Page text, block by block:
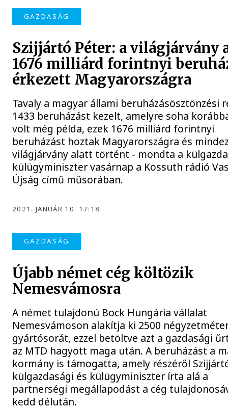
GAZDASÁG
Szijjártó Péter: a világjárvány
1676 milliárd forintnyi
érkezett Magyarországra
Tavaly a magyar állami beruházásösztönzési
1433 beruházást kezelt, amelyre soha
volt még példa, ezek 1676 milliárd forintnyi
beruházást hoztak Magyarországra és
világjárvány alatt történt - mondta a
külügyminiszter vasárnap a Kossuth rádió
Újság című műsorában.
2021. JANUÁR 10. 17:18
GAZDASÁG
Újabb német cég költözik
Nemesvámosra
A német tulajdonú Bock Hungária vállalat
Nemesvámoson alakítja ki 2500
gyártósorát, ezzel betöltve azt a gazdasági
az MTD hagyott maga után. A beruházást a
kormány is támogatta, amely részéről
külgazdasági és külügyminiszter írta alá a
partnerségi megállapodást a cég
kedd délután.